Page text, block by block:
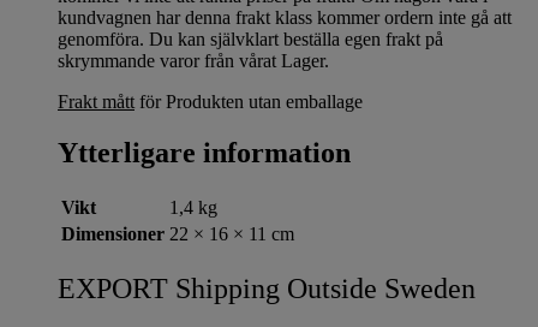
kundvagnen har denna frakt klass kommer ordern inte gå att
genomföra. Du kan självklart beställa egen frakt på
skrymmande varor från vårat Lager.
Frakt mått för Produkten utan emballage
Ytterligare information
Vikt
1,4 kg
Dimensioner 22 × 16 × 11 cm
EXPORT Shipping Outside Sweden